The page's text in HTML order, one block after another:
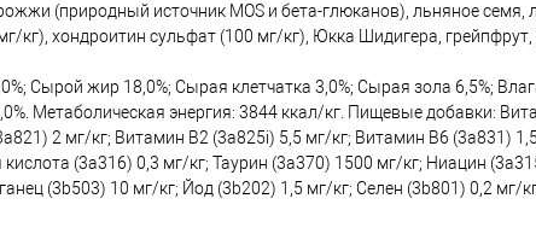
(природный источник MOS и бета-глюканов), льняное семя,
кг), хондроитин сульфат (100 мг/кг), Юкка Шидигера,
Сырой жир 18,0%; Сырая клетчатка 3,0%; Сырая зола 6,5%;
Метаболическая энергия: 3844 ккал/кг. Пищевые добавки:
2 мг/кг; Витамин B2 (3a825i) 5,5 мг/кг; Витамин B6 (3a831)
(3a316) 0,3 мг/кг; Таурин (3a370) 1500 мг/кг; Ниацин
(3b503) 10 мг/кг; Йод (3b202) 1,5 мг/кг; Селен (3b801) 0,2 мг/